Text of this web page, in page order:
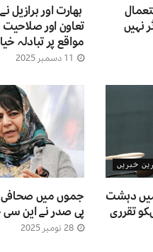
نہیں
بھارت اور
تعاون اور
مواقع پر تبادلہ
خبریں
میں دہشت
تقرری
جموں میں صحافی
پی صدر نے این سی